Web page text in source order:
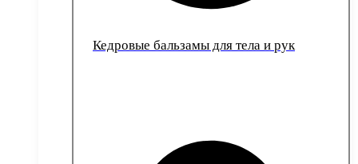
Кедровые бальзамы для тела и рук